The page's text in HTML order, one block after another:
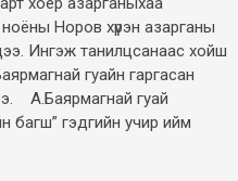
ноёны Норов хүрэн азарганы
Ингэж танилцсанаас хойш
гуайн гаргасан
А.Баярмагнай гуай
багш” гэдгийн учир ийм